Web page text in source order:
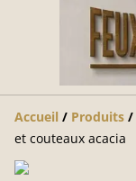
Accueil / Produits /
et couteaux acacia